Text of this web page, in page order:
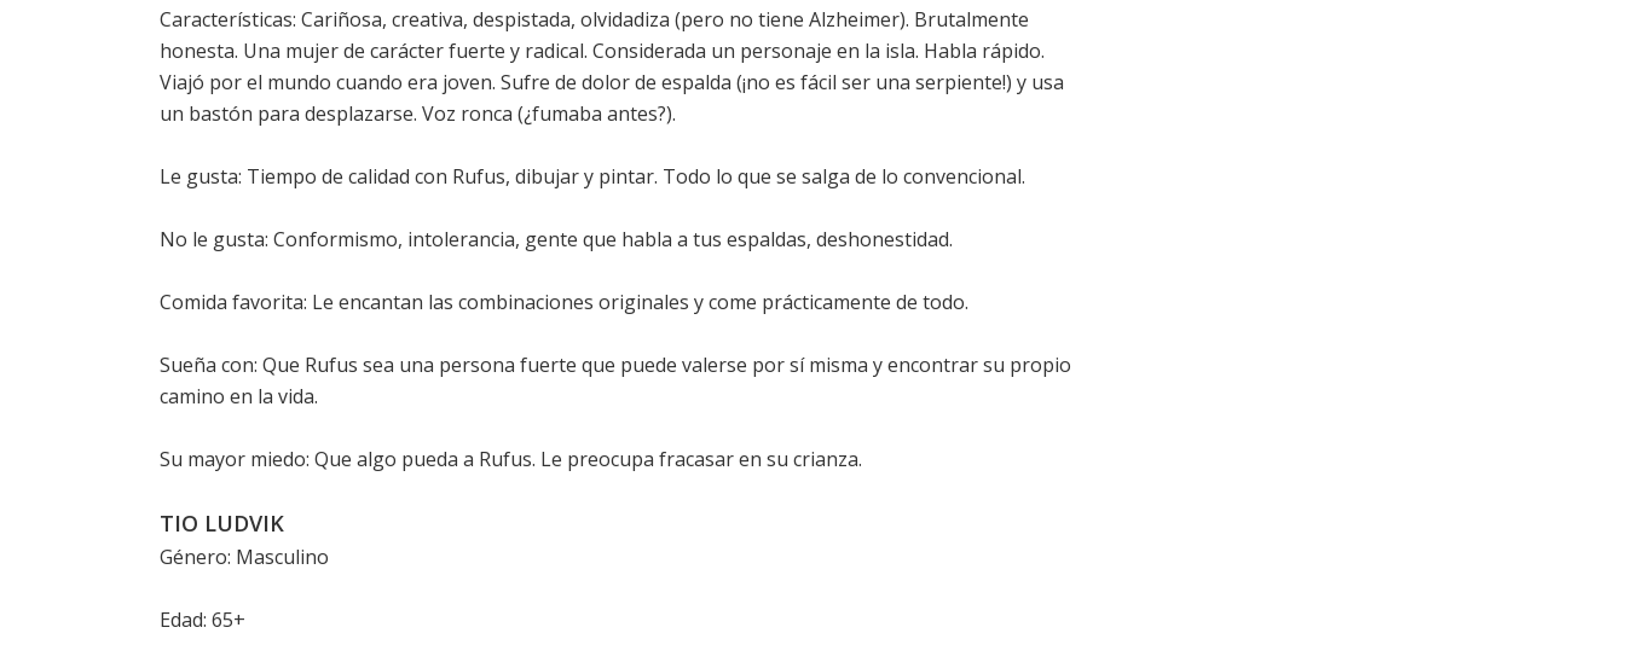
Características: Cariñosa, creativa, despistada, olvidadiza (pero no tiene Alzheimer). Brutalmente
honesta. Una mujer de carácter fuerte y radical. Considerada un personaje en la isla. Habla rápido.
Viajó por el mundo cuando era joven. Sufre de dolor de espalda (¡no es fácil ser una serpiente!) y usa
un bastón para desplazarse. Voz ronca (¿fumaba antes?).
Le gusta: Tiempo de calidad con Rufus, dibujar y pintar. Todo lo que se salga de lo convencional.
No le gusta: Conformismo, intolerancia, gente que habla a tus espaldas, deshonestidad.
Comida favorita: Le encantan las combinaciones originales y come prácticamente de todo.
Sueña con: Que Rufus sea una persona fuerte que puede valerse por sí misma y encontrar su propio
camino en la vida.
Su mayor miedo: Que algo pueda a Rufus. Le preocupa fracasar en su crianza.
TIO LUDVIK
Género: Masculino
Edad: 65+